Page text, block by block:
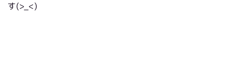
す(>_<)